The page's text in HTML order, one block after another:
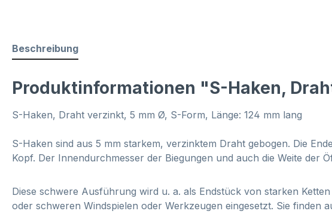
Beschreibung
Produktinformationen "S-Haken,
S-Haken, Draht verzinkt, 5 mm Ø, S-Form, Länge: 124 mm lang
S-Haken sind aus 5 mm starkem, verzinktem Draht gebogen. Die
Kopf. Der Innendurchmesser der Biegungen und auch die Weite der
Diese schwere Ausführung wird u. a. als Endstück von starken
oder schweren Windspielen oder Werkzeugen eingesetzt. Sie finden